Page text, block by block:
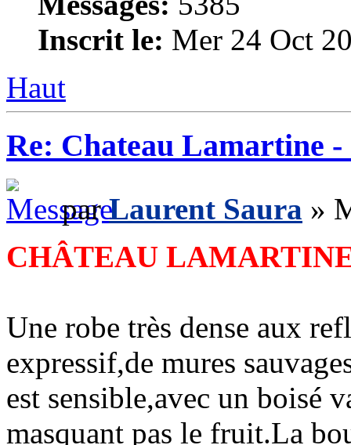
Inscrit le: Mer 24 Oct
Haut
Re: Chateau Lamartine -
parLaurent Saura »
CHÂTEAU
Une robe très dense aux
expressif,de mures
est sensible,avec un boisé
masquant pas le fruit.La